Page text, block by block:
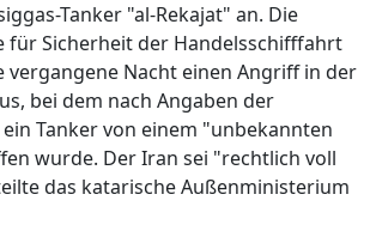
Tanker "al-Rekajat" an. Die
für Sicherheit der Handelsschifffahrt
vergangene Nacht einen Angriff in der
bei dem nach Angaben der
Tanker von einem "unbekannten
wurde. Der Iran sei "rechtlich voll
das katarische Außenministerium